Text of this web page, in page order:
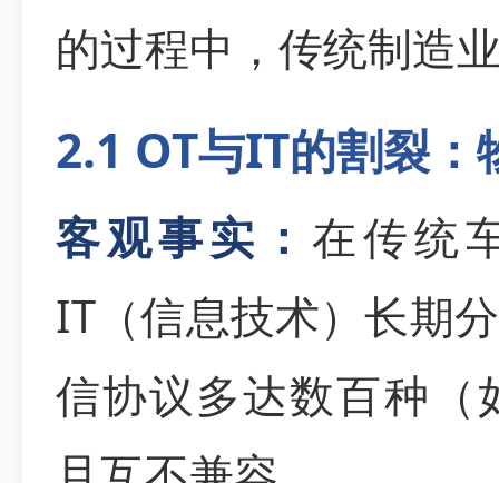
的过程中，传统制造
2.1 OT与IT的割裂
客观事实： 在传统
IT（信息技术）长期
信协议多达数百种